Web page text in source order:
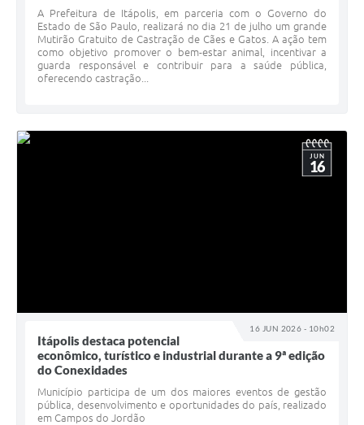
A Prefeitura de Itápolis, em parceria com o Governo do
Estado de São Paulo, realizará no dia 21 de julho um grande
Mutirão Gratuito de Castração de Cães e Gatos. A ação tem
como objetivo promover o bem-estar animal, incentivar a
guarda responsável e contribuir para a saúde pública,
oferecendo castração...
16 JUN 2026 - 10h02
JUN
16
Itápolis destaca potencial
econômico, turístico e industrial durante a 9ª edição
do Conexidades
Município participa de um dos maiores eventos de gestão
pública, desenvolvimento e oportunidades do país, realizado
em Campos do Jordão